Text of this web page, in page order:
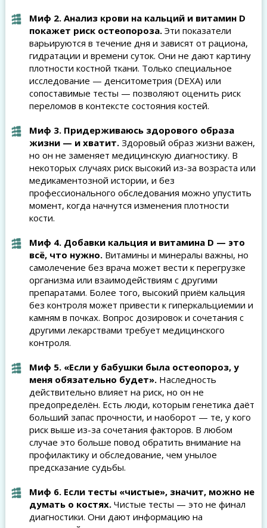
Миф 2. Анализ крови на кальций и витамин D
покажет риск остеопороза.Эти показатели
варьируются в течение дня и зависят от рациона,
гидратации и времени суток. Они не дают картину
плотности костной ткани. Только специальное
исследование — денситометрия (DEXA) или
сопоставимые тесты — позволяют оценить риск
переломов в контексте состояния костей.
Миф 3. Придерживаюсь здорового образа
жизни — и хватит.Здоровый образ жизни важен,
но он не заменяет медицинскую диагностику. В
некоторых случаях риск высокий из-за возраста или
медикаментозной истории, и без
профессионального обследования можно упустить
момент, когда начнутся изменения плотности
кости.
Миф 4. Добавки кальция и витамина D — это
всё, что нужно.Витамины и минералы важны, но
самолечение без врача может вести к перегрузке
организма или взаимодействиям с другими
препаратами. Более того, высокий приём кальция
без контроля может привести к гиперкальциемии и
камням в почках. Вопрос дозировок и сочетания с
другими лекарствами требует медицинского
контроля.
Миф 5. «Если у бабушки была остеопороз, у
меня обязательно будет».Наследность
действительно влияет на риск, но он не
предопределён. Есть люди, которым генетика даёт
больший запас прочности, и наоборот — те, у кого
риск выше из-за сочетания факторов. В любом
случае это больше повод обратить внимание на
профилактику и обследование, чем унылое
предсказание судьбы.
Миф 6. Если тесты «чистые», значит, можно не
думать о костях.Чистые тесты — это не финал
диагностики. Они дают информацию на